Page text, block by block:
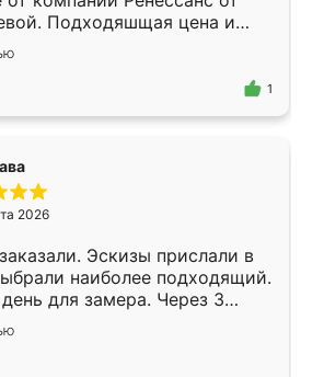
Подходяшщая цена и
изготовления. Приехавший
Владислав
моему эскизу самый
1
2026
Эскизы прислали в
наиболее подходящий.
для замера. Через 3
уже готова. Остались
Спасибо Ренессанс
работу!